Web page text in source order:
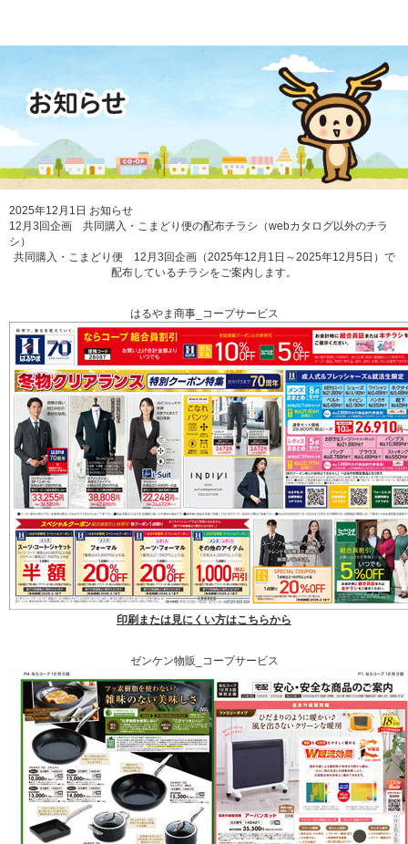
2025年12月1日 お知らせ
12月3回企画 共同購入・こまどり便の配布チラシ（webカタログ以外のチラ
シ）
共同購入・こまどり便 12月3回企画（2025年12月1日～2025年12月5日）で
配布しているチラシをご案内します。
はるやま商事_コープサービス
印刷または見にくい方はこちらから
ゼンケン物販_コープサービス